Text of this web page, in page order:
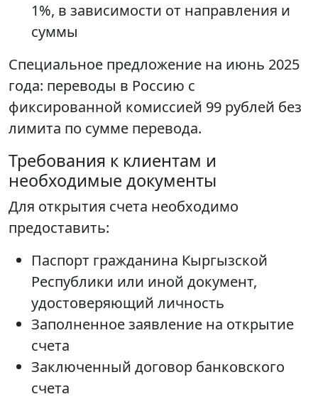
1%, в зависимости от направления и
суммы
Специальное предложение на июнь 2025
года: переводы в Россию с
фиксированной комиссией 99 рублей без
лимита по сумме перевода.
Требования к клиентам и
необходимые документы
Для открытия счета необходимо
предоставить:
Паспорт гражданина Кыргызской
Республики или иной документ,
удостоверяющий личность
Заполненное заявление на открытие
счета
Заключенный договор банковского
счета